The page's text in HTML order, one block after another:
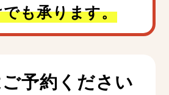
も承ります。
予約ください